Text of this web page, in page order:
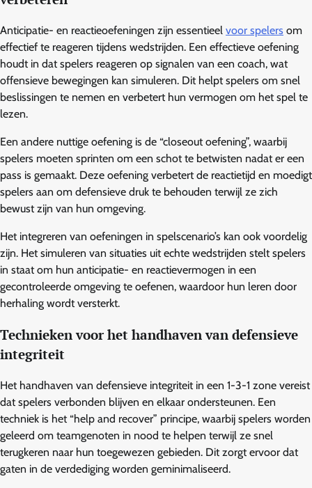
Anticipatie- en reactieoefeningen zijn essentieel voor spelers om
effectief te reageren tijdens wedstrijden. Een effectieve oefening
houdt in dat spelers reageren op signalen van een coach, wat
offensieve bewegingen kan simuleren. Dit helpt spelers om snel
beslissingen te nemen en verbetert hun vermogen om het spel te
lezen.
Een andere nuttige oefening is de “closeout oefening”, waarbij
spelers moeten sprinten om een schot te betwisten nadat er een
pass is gemaakt. Deze oefening verbetert de reactietijd en moedigt
spelers aan om defensieve druk te behouden terwijl ze zich
bewust zijn van hun omgeving.
Het integreren van oefeningen in spelscenario’s kan ook voordelig
zijn. Het simuleren van situaties uit echte wedstrijden stelt spelers
in staat om hun anticipatie- en reactievermogen in een
gecontroleerde omgeving te oefenen, waardoor hun leren door
herhaling wordt versterkt.
Technieken voor het handhaven van defensieve
integriteit
Het handhaven van defensieve integriteit in een 1-3-1 zone vereist
dat spelers verbonden blijven en elkaar ondersteunen. Een
techniek is het “help and recover” principe, waarbij spelers worden
geleerd om teamgenoten in nood te helpen terwijl ze snel
terugkeren naar hun toegewezen gebieden. Dit zorgt ervoor dat
gaten in de verdediging worden geminimaliseerd.